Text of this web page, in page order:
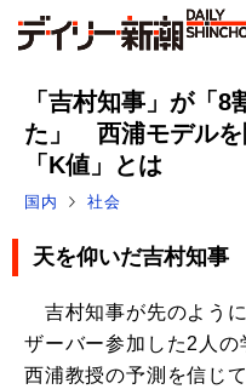
「吉村知事」が「
た」 西浦モデルを
「K値」とは
国内 社会
天を仰いだ吉村知事
吉村知事が先のよう
ザーバー参加した2人の
西浦教授の予測を信じ